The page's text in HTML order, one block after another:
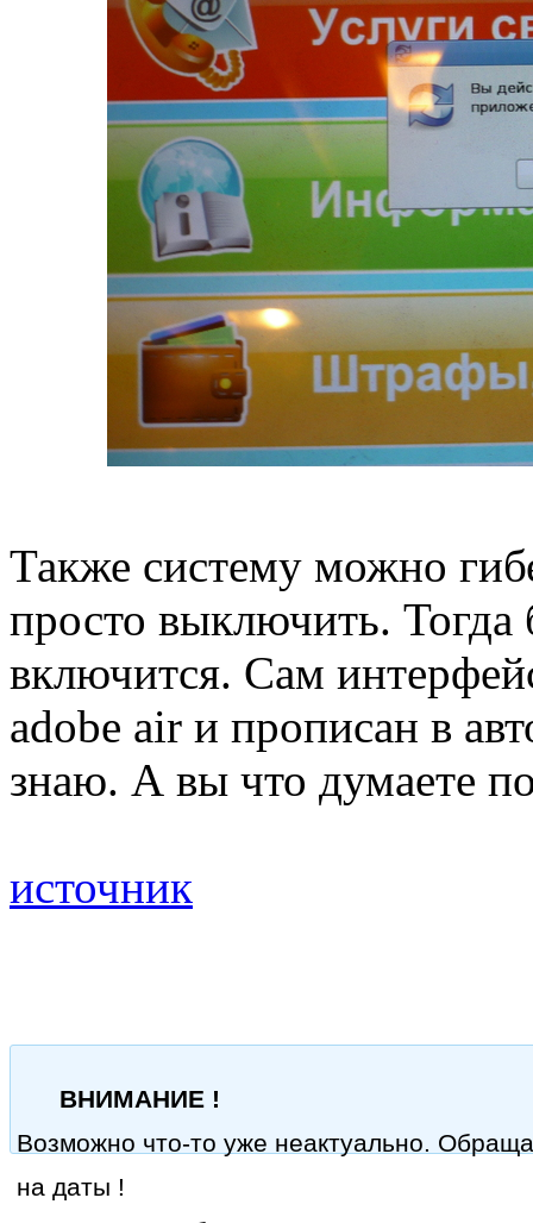
Также систему можно
просто выключить. Тогда
включится. Сам
adobe air и прописан в
знаю. А вы что думаете
источник
ВНИМАНИЕ !
Возможно что-то уже неактуально.
на даты !